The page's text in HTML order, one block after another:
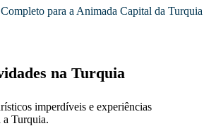
para a Animada Capital da Turquia
na Turquia
imperdíveis e experiências
a Turquia.